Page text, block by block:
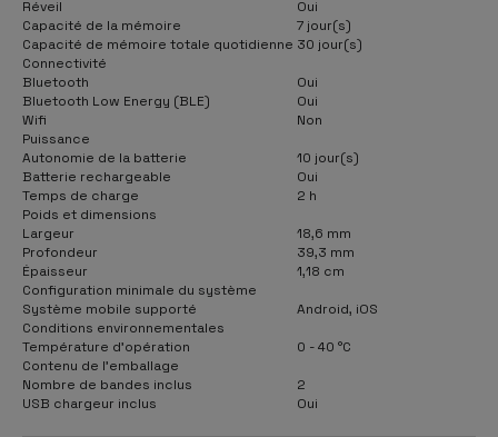
Réveil
Oui
Capacité de la mémoire
7 jour(s)
Capacité de mémoire totale quotidienne 30 jour(s)
Connectivité
Bluetooth
Oui
Bluetooth Low Energy (BLE)
Oui
Wifi
Non
Puissance
Autonomie de la batterie
10 jour(s)
Batterie rechargeable
Oui
Temps de charge
2 h
Poids et dimensions
Largeur
18,6 mm
Profondeur
39,3 mm
Épaisseur
1,18 cm
Configuration minimale du système
Système mobile supporté
Android, iOS
Conditions environnementales
Température d'opération
0 - 40 °C
Contenu de l'emballage
Nombre de bandes inclus
2
USB chargeur inclus
Oui